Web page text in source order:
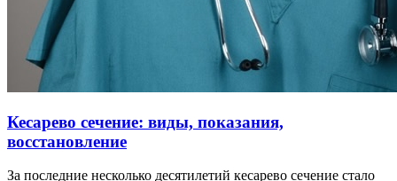
Кесарево сечение: виды, показания,
восстановление
За последние несколько десятилетий кесарево сечение стало